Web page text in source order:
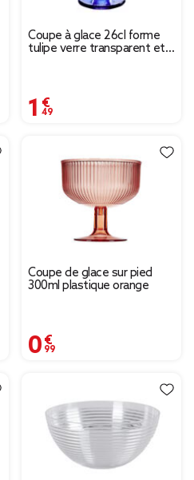
Coupe à glace 26cl forme
tulipe verre transparent et
1,49 €
Coupe de glace sur pied
300ml plastique orange
0,99 €